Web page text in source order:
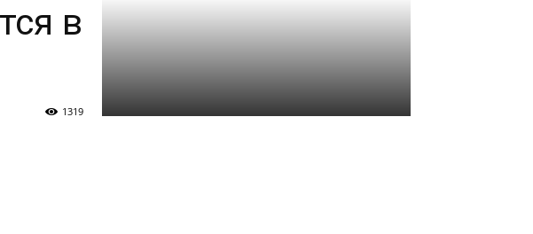
в
1319